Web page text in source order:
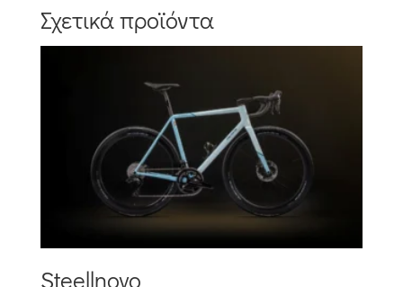
Σχετικά προϊόντα
Steellnovo